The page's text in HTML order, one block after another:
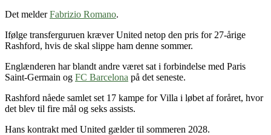
Det melderFabrizio Romano.
Ifølge transferguruen kræver United netop den pris for 27-årige
Rashford, hvis de skal slippe ham denne sommer.
Englænderen har blandt andre været sat i forbindelse med Paris
Saint-Germain og FC Barcelona på det seneste.
Rashford nåede samlet set 17 kampe for Villa i løbet af foråret, hvor
det blev til fire mål og seks assists.
Hans kontrakt med United gælder til sommeren 2028.